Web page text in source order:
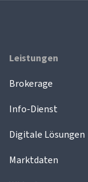
Leistungen
Brokerage
Info-Dienst
Digitale Lösungen
Marktdaten